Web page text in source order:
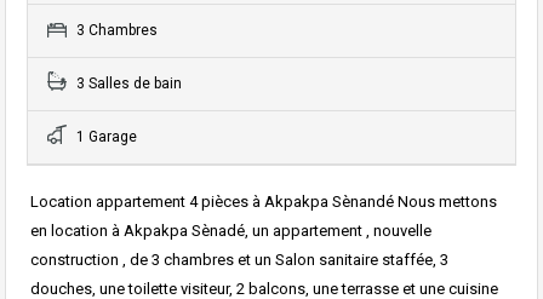
3 Chambres
3 Salles de bain
1 Garage
Location appartement 4 pièces à Akpakpa Sènandé Nous mettons
en location à Akpakpa Sènadé, un appartement , nouvelle
construction , de 3 chambres et un Salon sanitaire staffée, 3
douches, une toilette visiteur, 2 balcons, une terrasse et une cuisine